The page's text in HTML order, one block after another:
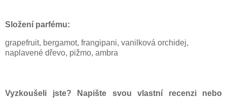
Složení parfému:
grapefruit, bergamot, frangipani, vanilková orchidej,
naplavené dřevo, pižmo, ambra
Vyzkoušeli jste? Napište svou vlastní recenzi nebo